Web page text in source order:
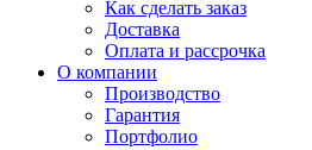
Как сделать заказ
Доставка
Оплата и рассрочка
О компании
Производство
Гарантия
Портфолио